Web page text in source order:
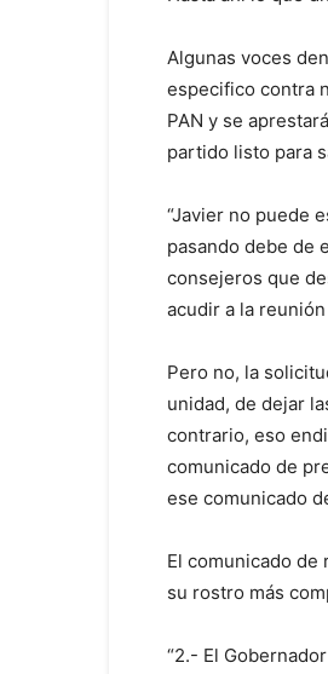
Algunas voces
especifico contra
PAN y se
partido listo para
“Javier no puede
pasando debe de
consejeros que
acudir a la
Pero no, la
unidad, de dejar
contrario, eso
comunicado de
ese comunicado
El comunicado
su rostro más
“2.- El